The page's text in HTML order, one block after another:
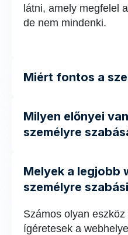
látni, amely megfelel
de nem mindenki.
Miért fontos a
Milyen előnyei
személyre
Melyek a legjobb
személyre
Számos olyan
ígéretesek a